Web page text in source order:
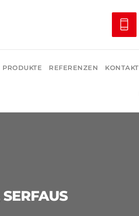
PRODUKTE REFERENZEN KONTAKT